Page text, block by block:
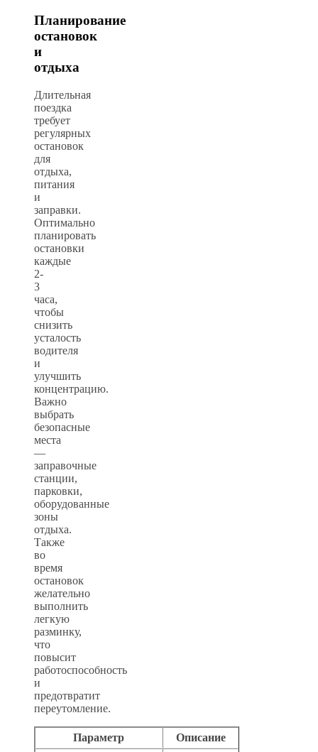
Планирование
остановок
и
отдыха
Длительная
поездка
требует
регулярных
остановок
для
отдыха,
питания
и
заправки.
Оптимально
планировать
остановки
каждые
2-
3
часа,
чтобы
снизить
усталость
водителя
и
улучшить
концентрацию.
Важно
выбрать
безопасные
места
—
заправочные
станции,
парковки,
оборудованные
зоны
отдыха.
Также
во
время
остановок
желательно
выполнить
легкую
разминку,
что
повысит
работоспособность
и
предотвратит
переутомление.
Параметр Описание